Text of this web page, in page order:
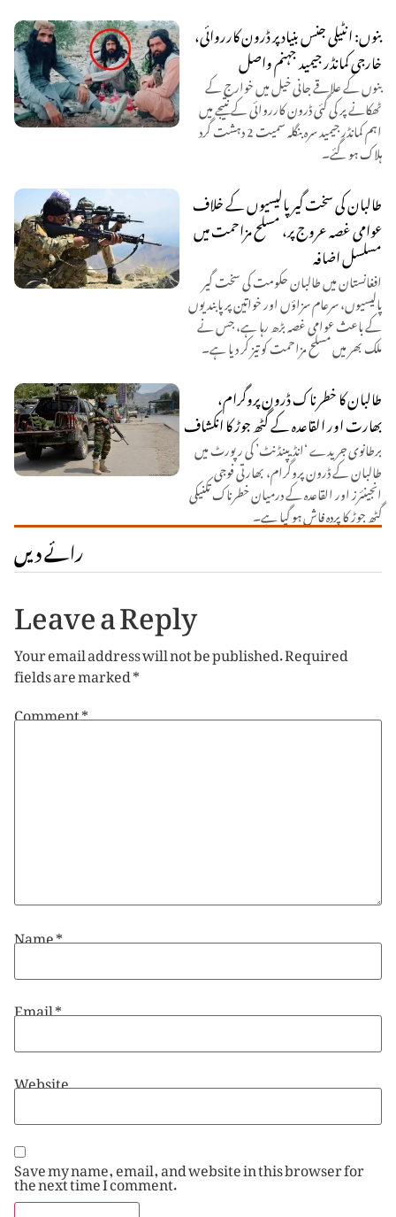
بنوں: انٹیلی جنس بنیاد پر ڈرون کارروائی،
خارجی کمانڈر جیمید جہنم واصل
بنوں کے علاقے جانی خیل میں خوارج کے
ٹھکانے پر کی گئی ڈرون کارروائی کے نتیجے میں
اہم کمانڈر جیمید سرہ بنگلہ سمیت 2 دہشت گرد
ہلاک ہو گئے۔
طالبان کی سخت گیر پالیسیوں کے خلاف
عوامی غصہ عروج پر، مسلح مزاحمت میں
مسلسل اضافہ
افغانستان میں طالبان حکومت کی سخت گیر
پالیسیوں، سرعام سزاؤں اور خواتین پر پابندیوں
کے باعث عوامی غصہ بڑھ رہا ہے، جس نے
ملک بھر میں مسلح مزاحمت کو تیز کر دیا ہے۔
طالبان کا خطرناک ڈرون پروگرام،
بھارت اور القاعدہ کے گٹھ جوڑ کا انکشاف
برطانوی جریدے ‘انڈیپنڈنٹ’ کی رپورٹ میں
طالبان کے ڈرون پروگرام، بھارتی فوجی
انجینئرز اور القاعدہ کے درمیان خطرناک تکنیکی
گٹھ جوڑ کا پردہ فاش ہو گیا ہے۔
رائے دیں
Leave a Reply
Your email address will not be published.Required
fields are marked*
Comment*
Name*
Email*
Website
Save my name, email, and website in this browser for
the next time I comment.